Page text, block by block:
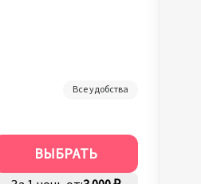
Все удобства
ВЫБРАТЬ